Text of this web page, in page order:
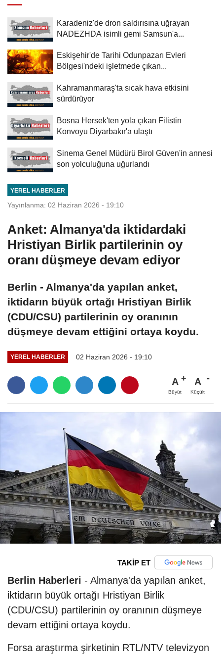
Karadeniz'de dron saldırısına uğrayan
NADEZHDA isimli gemi Samsun'a...
Eskişehir'de Tarihi Odunpazarı Evleri
Bölgesi'ndeki işletmede çıkan...
Kahramanmaraş'ta sıcak hava etkisini
sürdürüyor
Bosna Hersek'ten yola çıkan Filistin
Konvoyu Diyarbakır'a ulaştı
Sinema Genel Müdürü Birol Güven'in annesi
son yolculuğuna uğurlandı
YEREL HABERLER
Yayınlanma: 02 Haziran 2026 - 19:10
Anket: Almanya'da iktidardaki
Hristiyan Birlik partilerinin oy
oranı düşmeye devam ediyor
Berlin - Almanya'da yapılan anket,
iktidarın büyük ortağı Hristiyan Birlik
(CDU/CSU) partilerinin oy oranının
düşmeye devam ettiğini ortaya koydu.
YEREL HABERLER 02 Haziran 2026 - 19:10
A
Büyüt
A
Küçült
TAKİP ET
Berlin Haberleri - Almanya'da yapılan anket,
iktidarın büyük ortağı Hristiyan Birlik
(CDU/CSU) partilerinin oy oranının düşmeye
devam ettiğini ortaya koydu.
Forsa araştırma şirketinin RTL/NTV televizyon